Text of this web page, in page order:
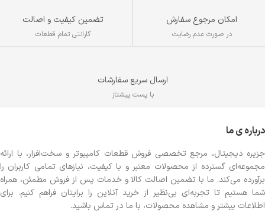
امکان مرجوع سفارش
در صورت عدم رضایت
تضمین کیفیت و اصالت
گارانتی تمام قطعات
ارسال سریع سفارشات
با پست پیشتاز
درباره ی ما
جزیره دیجیتال، مرجع تخصصی فروش قطعات کامپیوتر و سخت‌افزار، با ارائه
مجموعه‌ای گسترده از محصولات معتبر و با کیفیت، نیازهای تمامی کاربران را
برآورده می‌کند. ما با تضمین اصالت کالا و خدمات پس از فروش مطمئن، همراه
شما هستیم تا تجربه‌ای بی‌نظیر از خرید آنلاین را برایتان فراهم کنیم. برای
اطلاعات بیشتر و مشاهده محصولات، با ما در تماس باشید.